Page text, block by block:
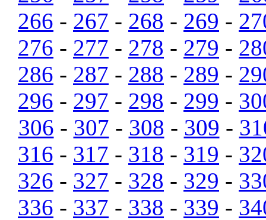
266 - 267 - 268 - 269 -
276 - 277 - 278 - 279 -
286 - 287 - 288 - 289 -
296 - 297 - 298 - 299 -
306 - 307 - 308 - 309 -
316 - 317 - 318 - 319 -
326 - 327 - 328 - 329 -
336 - 337 - 338 - 339 -